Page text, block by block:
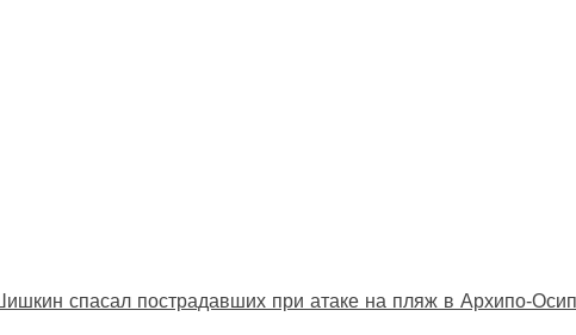
спасал пострадавших при атаке на пляж в